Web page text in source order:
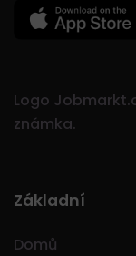
Logo
známka.
Základní
Domů